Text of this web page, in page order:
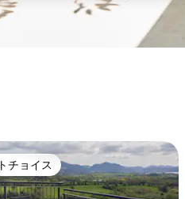
ゲストチョイスです。
チョイス